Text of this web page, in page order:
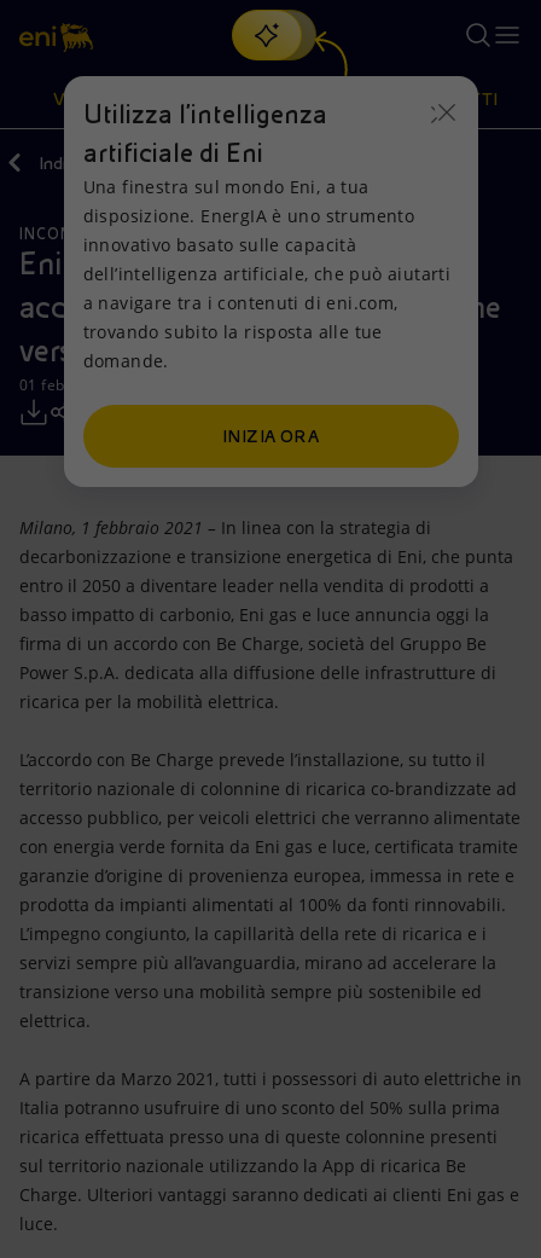
Cerca
scopri EnergIA, la nostra nuova soluzione di intelligenza
artificiale.
VISIONE
Visione
Mission e valori
Persone e Partnership
Net Zero
Modello satellitare
Energia accessibile
Innovazione
Scenari energetici
Azioni
Diversificazione energetica
Tecnologie per la transizione
Collaborazioni per l'innovazione
Attività nel mondo
PRODOTTI
Prodotti
Casa
Imprese
Mobilità
Indietro Media Comunicati Stampa
INCONTRI E ACCORDI
Eni gas e luce e Be Charge firmano
accordo per accelerare la transizione
verso la mobilità elettrica
01 febbraio 2021 - 11:00 CET
Milano, 1 febbraio 2021 – In linea con la strategia di
decarbonizzazione e transizione energetica di Eni, che punta
entro il 2050 a diventare leader nella vendita di prodotti a
basso impatto di carbonio, Eni gas e luce annuncia oggi la
firma di un accordo con Be Charge, società del Gruppo Be
Power S.p.A. dedicata alla diffusione delle infrastrutture di
ricarica per la mobilità elettrica.
L’accordo con Be Charge prevede l’installazione, su tutto il
territorio nazionale di colonnine di ricarica co-brandizzate ad
accesso pubblico, per veicoli elettrici che verranno alimentate
con energia verde fornita da Eni gas e luce, certificata tramite
garanzie d’origine di provenienza europea, immessa in rete e
prodotta da impianti alimentati al 100% da fonti rinnovabili.
L’impegno congiunto, la capillarità della rete di ricarica e i
servizi sempre più all’avanguardia, mirano ad accelerare la
transizione verso una mobilità sempre più sostenibile ed
elettrica.
A partire da Marzo 2021, tutti i possessori di auto elettriche in
Italia potranno usufruire di uno sconto del 50% sulla prima
ricarica effettuata presso una di queste colonnine presenti
sul territorio nazionale utilizzando la App di ricarica Be
Charge. Ulteriori vantaggi saranno dedicati ai clienti Eni gas e
luce.
Utilizza l'intelligenza
artificiale di Eni
Una finestra sul mondo Eni, a tua
disposizione. EnergIA è uno strumento
innovativo basato sulle capacità
dell’intelligenza artificiale, che può aiutarti
a navigare tra i contenuti di eni.com,
trovando subito la risposta alle tue
domande.
INIZIA ORA